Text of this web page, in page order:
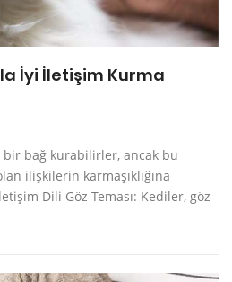
İyi İletişim Kurma
bağ kurabilirler, ancak bu
ilişkilerin karmaşıklığına
Dili Göz Teması: Kediler, göz